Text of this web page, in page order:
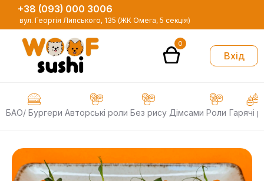
+38 (093) 000 3006
вул. Георгія Липського, 135 (ЖК Омега, 5 секція)
0
Вхід
БАО/ Бургери Авторські роли Без рису Дімсами Роли Гарячі